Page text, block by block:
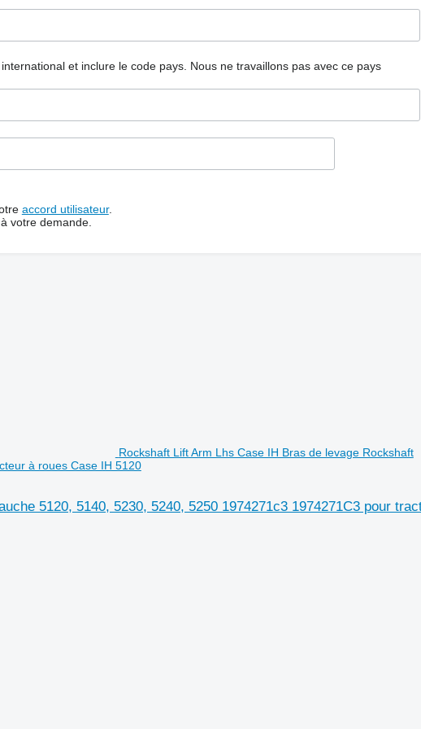
et inclure le code pays. Nous ne travaillons pas avec ce pays
accord utilisateur.
votre demande.
Rockshaft Lift Arm Lhs Case IH Bras de levage Rockshaft
à roues Case IH 5120
5120, 5140, 5230, 5240, 5250 1974271c3 1974271C3 pour